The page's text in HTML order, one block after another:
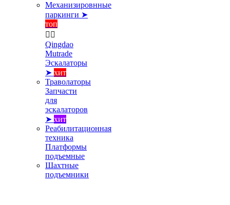
Механизировнные
паркинги ➤
топ
 
Qingdao
Mutrade
Эскалаторы
➤ хит
Траволаторы
Запчасти
для
эскалаторов
➤ хит
Реабилитационная
техника
Платформы
подъемные
Шахтные
подъемники